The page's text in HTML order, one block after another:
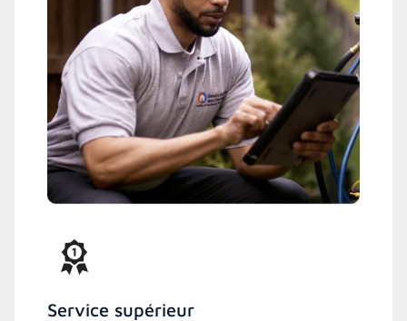
Service supérieur